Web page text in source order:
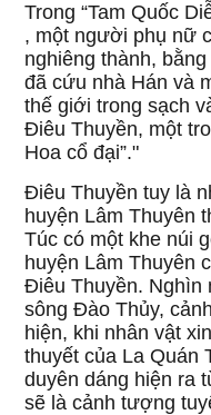
Trong “Tam Quốc
, một người phụ nữ
nghiêng thành,
đã cứu nhà Hán và
thế giới trong sạch
Điêu Thuyền, một
Hoa cổ đại”."
Điêu Thuyền tuy là
huyện Lâm Thuyên
Túc có một khe núi
huyện Lâm Thuyên
Điêu Thuyền. Nghìn
sông Đào Thủy,
hiện, khi nhân vật
thuyết của La Quán
duyên dáng hiện ra
sẽ là cảnh tượng